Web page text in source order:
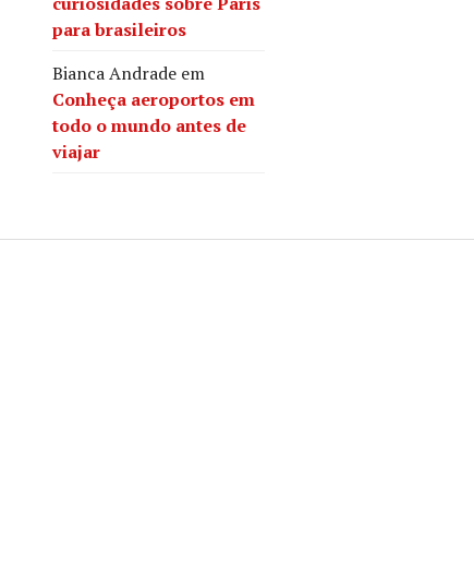
para brasileiros
Bianca Andrade em
Conheça aeroportos em
todo o mundo antes de
viajar